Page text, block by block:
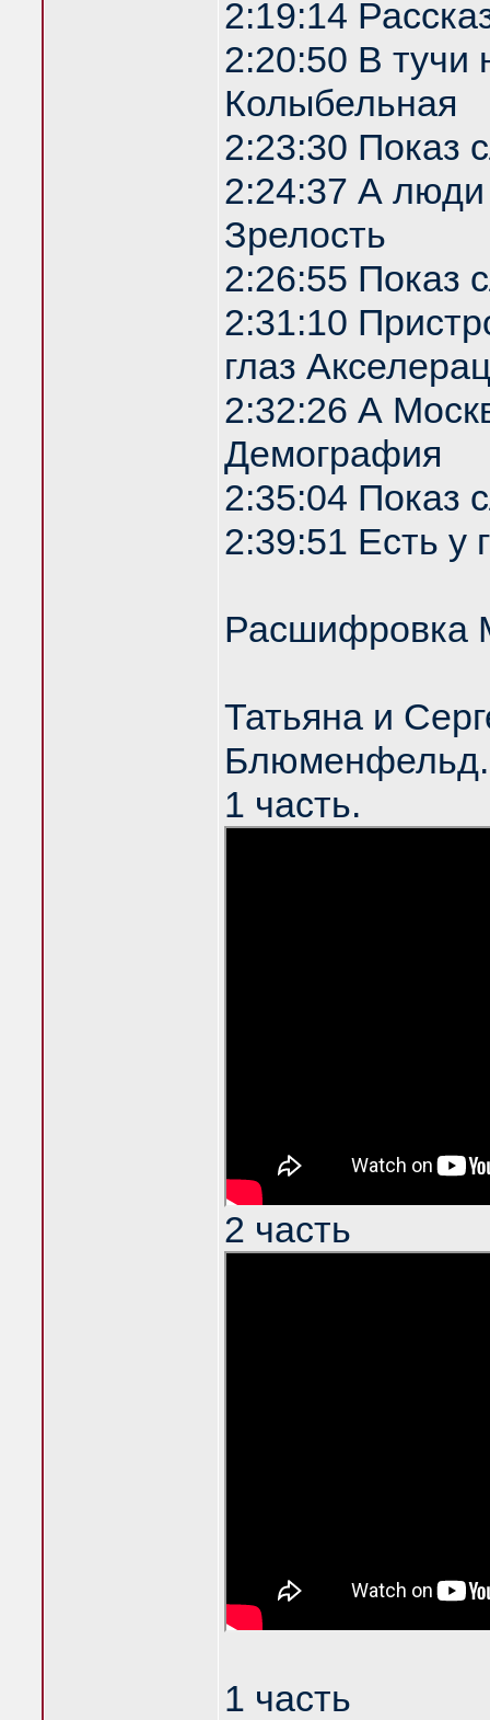
2:19:14
2:20:50 В
Колыбельная
2:23:30 Показ
2:24:37 А люди
Зрелость
2:26:55 Показ
2:31:10
глаз
2:32:26 А
Демография
2:35:04 Показ
2:39:51 Есть у
Расшифровка
Татьяна и
Блюменфельд.
1 часть.
2 часть
1 часть